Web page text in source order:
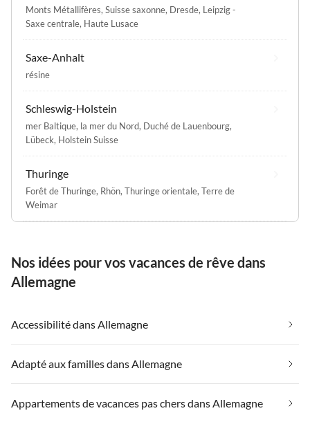
Monts Métallifères, Suisse saxonne, Dresde, Leipzig -
Saxe centrale, Haute Lusace
Saxe-Anhalt
résine
Schleswig-Holstein
mer Baltique, la mer du Nord, Duché de Lauenbourg,
Lübeck, Holstein Suisse
Thuringe
Forêt de Thuringe, Rhön, Thuringe orientale, Terre de
Weimar
Nos idées pour vos vacances de rêve dans
Allemagne
Accessibilité dans Allemagne
Adapté aux familles dans Allemagne
Appartements de vacances pas chers dans Allemagne